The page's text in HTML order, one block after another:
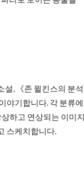
설, 《존 윌킨스의 분
야기합니다. 각 분류
상하고 연상되는 이미
스케치합니다.